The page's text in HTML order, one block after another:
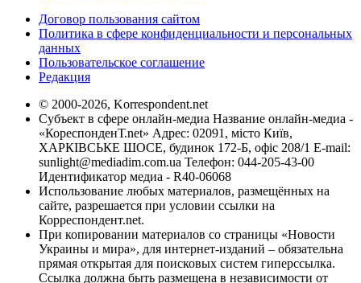
Договор пользования сайтом
Политика в сфере конфиденциальности и персональных
данных
Пользовательское соглашение
Редакция
© 2000-2026, Korrespondent.net
Субъект в сфере онлайн-медиа Название онлайн-медиа -
«КореспонденТ.net» Адрес: 02091, місто Київ,
ХАРКІВСЬКЕ ШОСЕ, будинок 172-Б, офіс 208/1 E-mail:
sunlight@mediadim.com.ua Телефон: 044-205-43-00
Идентификатор медиа - R40-06068
Использование любых материалов, размещённых на
сайте, разрешается при условии ссылки на
Корреспондент.net.
При копировании материалов со страницы «Новости
Украины и мира», для интернет-изданий – обязательна
прямая открытая для поисковых систем гиперссылка.
Ссылка должна быть размещена в независимости от